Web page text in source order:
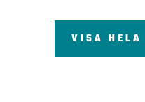
VISA HELA